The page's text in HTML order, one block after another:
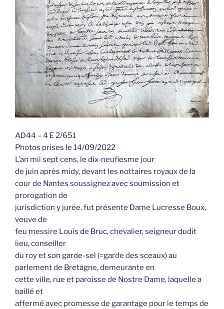
AD44 – 4 E 2/651
Photos prises le 14/09/2022
L’an mil sept cens, le dix-neufiesme jour
de juin après midy, devant les nottaires royaux de la
cour de Nantes soussignez avec soumission et
prorogation de
jurisdiction y jurée, fut présente Dame Lucresse Boux,
veuve de
feu messire Louis de Bruc, chevalier, seigneur dudit
lieu, conseiller
du roy et son garde-sel (=garde des sceaux) au
parlement de Bretagne, demeurante en
cette ville, rue et paroisse de Nostre Dame, laquelle a
baillé et
affermé avec promesse de garantage pour le temps de